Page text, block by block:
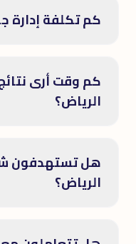
كم تكلفة إدارة
كم وقت أرى
الرياض؟
هل تستهدفون
الرياض؟